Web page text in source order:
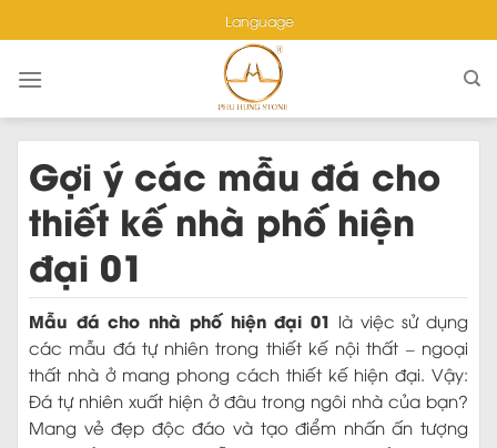
to
content
Gợi ý các mẫu đá cho
thiết kế nhà phố hiện
đại 01
Mẫu đá cho nhà phố hiện đại 01 là việc sử dụng
các mẫu đá tự nhiên trong thiết kế nội thất – ngoại
thất nhà ở mang phong cách thiết kế hiện đại. Vậy:
Đá tự nhiên xuất hiện ở đâu trong ngôi nhà của bạn?
Mang vẻ đẹp độc đáo và tạo điểm nhấn ấn tượng
Language